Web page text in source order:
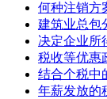
何种注销方
建筑业总包
决定企业所
税收等优惠
结合个税中
年薪发放的